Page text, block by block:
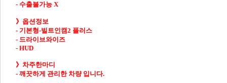
- 수출불가능 X
》옵션정보
- 기본형-빌트인캠2 플러스
- 드라이브와이즈
- HUD
》차주한마디
- 깨끗하게 관리한 차량 입니다.